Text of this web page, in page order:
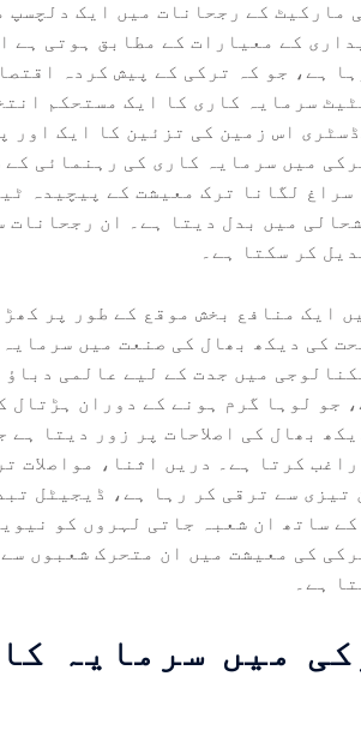
مارکیٹ کے رجحانات میں ایک
کے معیارات کے مطابق ہوتی ہے
ہے، جو کہ ترکی کے پیش کردہ
سرمایہ کاری کا ایک مستحکم
اس زمین کی تزئین کا ایک اور
میں سرمایہ کاری کی رہنمائی
لگانا ترک معیشت کے پیچیدہ
میں بدل دیتا ہے۔ ان
کر سکتا ہے۔
ایک منافع بخش موقع کے طور پر
کی دیکھ بھال کی صنعت میں
میں جدت کے لیے عالمی
جو لوہا گرم ہونے کے دوران ہڑتال
بھال کی اصلاحات پر زور دیتا
کرتا ہے۔ دریں اثنا،
سے ترقی کر رہا ہے، ڈیجیٹل
ساتھ ان شعبہ جاتی لہروں کو
کی معیشت میں ان متحرک شعبوں
ہے۔
میں سرمایہ